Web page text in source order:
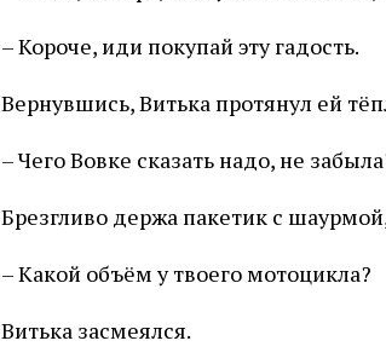
– Короче, иди покупай эту гадость.
Вернувшись, Витька протянул ей
– Чего Вовке сказать надо, не
Брезгливо держа пакетик с
– Какой объём у твоего мотоцикла?
Витька засмеялся.